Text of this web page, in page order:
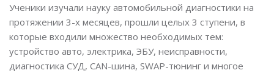
Ученики изучали науку автомобильной диагностики на
протяжении 3-х месяцев, прошли целых 3 ступени, в
которые входили множество необходимых тем:
устройство авто, электрика, ЭБУ, неисправности,
диагностика СУД, CAN-шина, SWAP-тюнинг и многое